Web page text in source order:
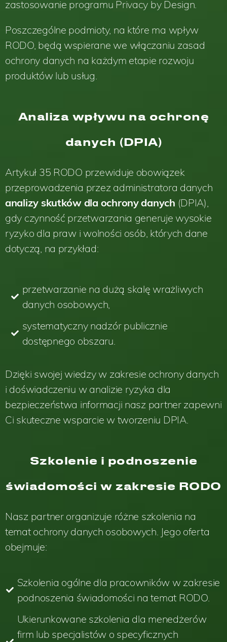
zastosowanie programu Privacy by Design.
Poszczególne podmioty, na które ma wpływ
RODO, będą wspierane we włączaniu zasad
ochrony danych na każdym etapie rozwoju
produktów lub usług.
Analiza wpływu na ochronę
danych (DPIA)
Artykuł 35 RODO przewiduje obowiązek
przeprowadzenia przez administratora danych
analizy skutków dla ochrony danych (DPIA),
gdy czynność przetwarzania generuje wysokie
ryzyko dla praw i wolności osób, których dane
dotyczą, na przykład:
przetwarzanie na dużą skalę wrażliwych
danych osobowych,
systematyczny nadzór publicznie
dostępnego obszaru.
Dzięki swojej wiedzy w zakresie ochrony danych
i doświadczeniu w analizie ryzyka dla
bezpieczeństwa informacji nasz partner zapewni
Ci skuteczne wsparcie w tworzeniu DPIA.
Szkolenie i podnoszenie
świadomości w zakresie RODO
Nasz partner organizuje różne szkolenia na
temat ochrony danych osobowych. Jego oferta
obejmuje:
Szkolenia ogólne dla pracowników w zakresie
podnoszenia świadomości na temat RODO.
Ukierunkowane szkolenia dla menedżerów
firm lub specjalistów o specyficznych